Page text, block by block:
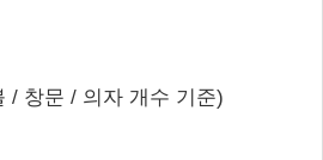
/ 창문 / 의자 개수 기준)